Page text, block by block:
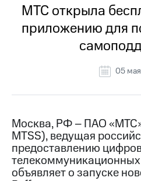
История
компании
Руководство
информация
Контакты
Медиа-центр
Пресс-
релизы
Пресс-
релизы
о технологиях
МТС открыла
приложению для
05
Москва, РФ – ПАО «МТС»
MTSS), ведущая
предоставлению
объявляет о запуске